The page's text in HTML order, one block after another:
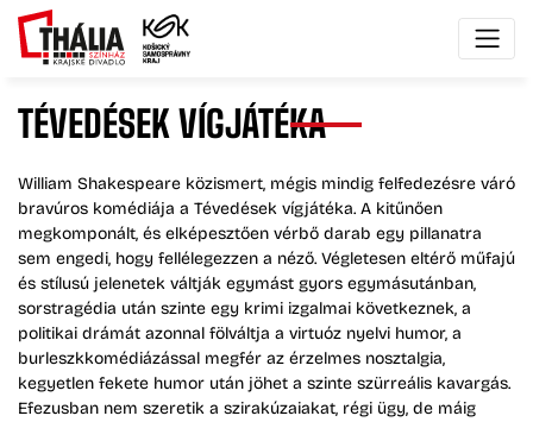
TÉVEDÉSEK VÍGJÁTÉKA
William Shakespeare közismert, mégis mindig felfedezésre váró
bravúros komédiája a Tévedések vígjátéka. A kitűnően
megkomponált, és elképesztően vérbő darab egy pillanatra
sem engedi, hogy fellélegezzen a néző. Végletesen eltérő műfajú
és stílusú jelenetek váltják egymást gyors egymásutánban,
sorstragédia után szinte egy krimi izgalmai következnek, a
politikai drámát azonnal fölváltja a virtuóz nyelvi humor, a
burleszkkomédiázással megfér az érzelmes nosztalgia,
kegyetlen fekete humor után jöhet a szinte szürreális kavargás.
Efezusban nem szeretik a szirakúzaiakat, régi ügy, de máig